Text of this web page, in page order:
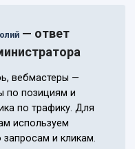
— ответ
вебмастеры —
по позициям и
по трафику. Для
используем
и кликам.